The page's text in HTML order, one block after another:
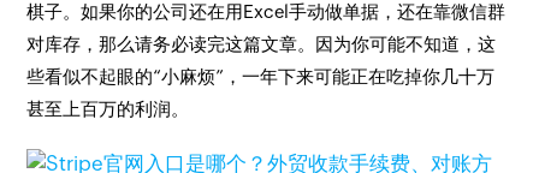
棋子。如果你的公司还在用Excel手动做单据，还在靠微信群
对库存，那么请务必读完这篇文章。因为你可能不知道，这
些看似不起眼的“小麻烦”，一年下来可能正在吃掉你几十万
甚至上百万的利润。